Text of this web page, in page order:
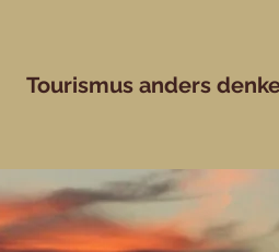
Tourismus anders